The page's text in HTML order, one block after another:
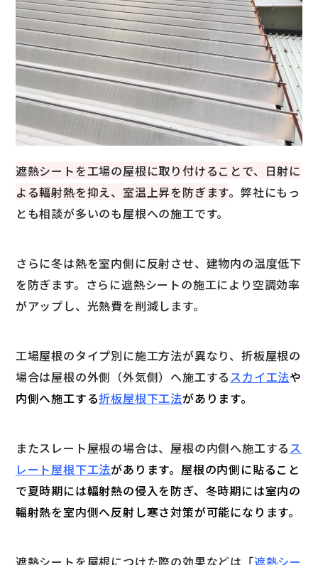
遮熱シートを工場の屋根に取り付けることで、日射に
よる輻射熱を抑え、室温上昇を防ぎます。弊社にもっ
とも相談が多いのも屋根への施工です。
さらに冬は熱を室内側に反射させ、建物内の温度低下
を防ぎます。さらに遮熱シートの施工により空調効率
がアップし、光熱費を削減します。
工場屋根のタイプ別に施工方法が異なり、折板屋根の
場合は屋根の外側（外気側）へ施工するスカイ工法や
内側へ施工する折板屋根下工法があります。
またスレート屋根の場合は、屋根の内側へ施工するス
レート屋根下工法があります。屋根の内側に貼ること
で夏時期には輻射熱の侵入を防ぎ、冬時期には室内の
輻射熱を室内側へ反射し寒さ対策が可能になります。
遮熱シートを屋根につけた際の効果などは「遮熱シー